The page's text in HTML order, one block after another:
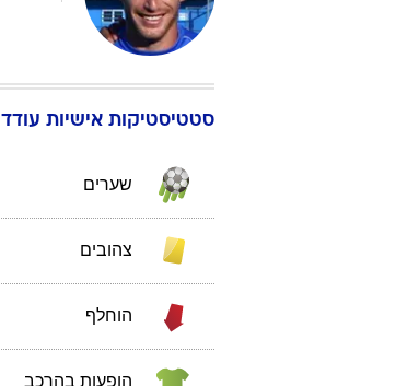
סטטיסטיקות אישיות עודד
שערים
צהובים
הוחלף
הופעות בהרכב